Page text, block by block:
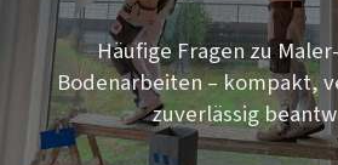
Häufige Fragen zu
Bodenarbeiten – kompakt,
zuverlässig